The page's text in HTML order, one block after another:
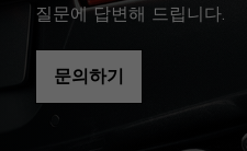
질문에 답변해 드립니다.
문의하기